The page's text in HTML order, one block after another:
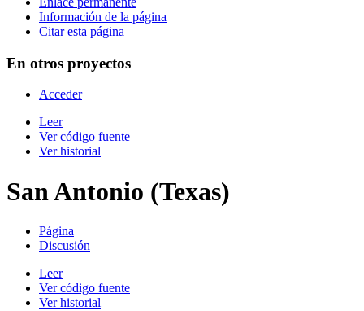
Información de la página
Citar esta página
En otros proyectos
Acceder
Leer
Ver código fuente
Ver historial
San Antonio (Texas)
Página
Discusión
Leer
Ver código fuente
Ver historial